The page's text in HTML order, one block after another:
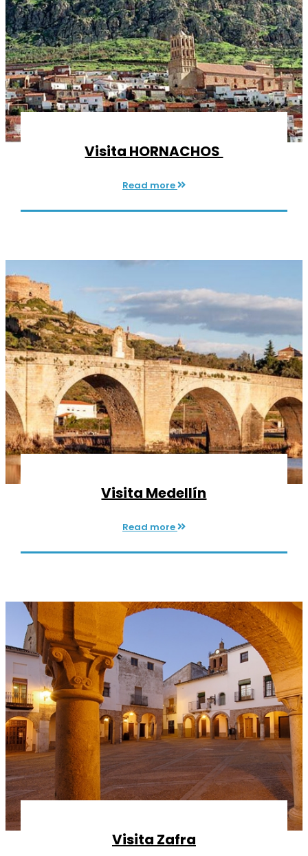
Visita HORNACHOS
Read more
Visita Medellín
Read more
Visita Zafra